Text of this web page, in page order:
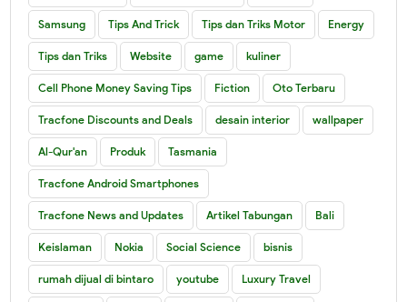
Samsung Tips And Trick Tips dan Triks Motor Energy
Tips dan Triks Website game kuliner
Cell Phone Money Saving Tips Fiction Oto Terbaru
Tracfone Discounts and Deals desain interior wallpaper
Al-Qur'an Produk Tasmania
Tracfone Android Smartphones
Tracfone News and Updates Artikel Tabungan Bali
Keislaman Nokia Social Science bisnis
rumah dijual di bintaro youtube Luxury Travel